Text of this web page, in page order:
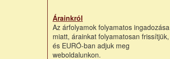
Árainkról
Az árfolyamok folyamatos ingadozása
miatt, árainkat folyamatosan frissítjük,
és EURÓ-ban adjuk meg
weboldalunkon.